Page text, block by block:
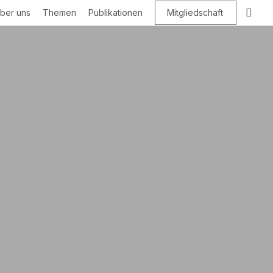
uns Themen Publikationen Mitgliedschaft